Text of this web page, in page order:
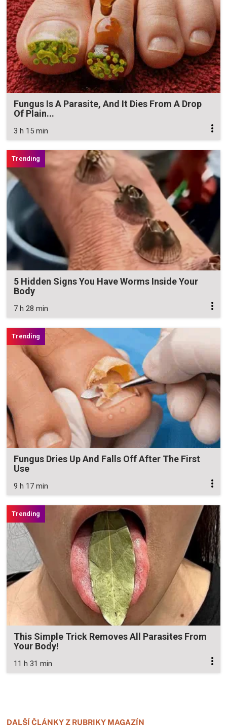
Fungus Is A Parasite, And It Dies From A Drop
Of Plain...
3 h 15 min
5 Hidden Signs You Have Worms Inside Your
Body
7 h 28 min
Fungus Dries Up And Falls Off After The First
Use
9 h 17 min
This Simple Trick Removes All Parasites From
Your Body!
11 h 31 min
DALŠÍ ČLÁNKY Z RUBRIKY MAGAZÍN